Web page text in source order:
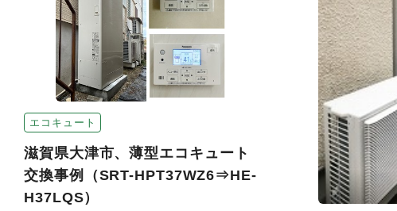
エコキュート
滋賀県大津市、薄型エコキュート
交換事例（SRT-HPT37WZ6⇒HE-
H37LQS）